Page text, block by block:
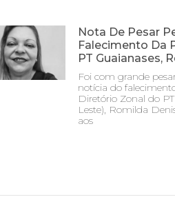
Nota De Pesar
Falecimento Da
PT Guaianases,
Foi com grande
notícia do
Diretório Zonal do
Leste), Romilda
aos